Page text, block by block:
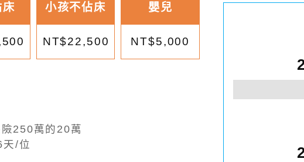
床 小孩不佔床
NT$22,500
嬰兒
NT$5,000
250萬的20萬
天/位